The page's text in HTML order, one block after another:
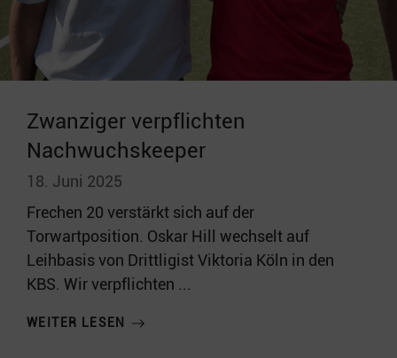
Zwanziger verpflichten
Nachwuchskeeper
18. Juni 2025
Frechen 20 verstärkt sich auf der
Torwartposition. Oskar Hill wechselt auf
Leihbasis von Drittligist Viktoria Köln in den
KBS. Wir verpflichten ...
WEITER LESEN